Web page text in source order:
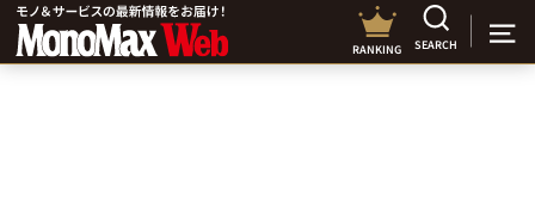
RANKING SEARCH